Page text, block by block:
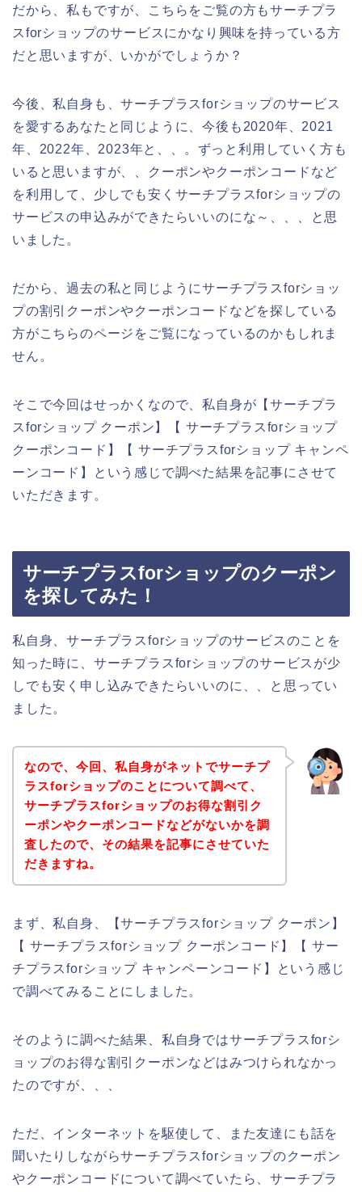
だから、私もですが、こちらをご覧の方もサーチプラ
スforショップのサービスにかなり興味を持っている方
だと思いますが、いかがでしょうか？
今後、私自身も、サーチプラスforショップのサービス
を愛するあなたと同じように、今後も2020年、2021
年、2022年、2023年と、、。ずっと利用していく方も
いると思いますが、、クーポンやクーポンコードなど
を利用して、少しでも安くサーチプラスforショップの
サービスの申込みができたらいいのにな～、、、と思
いました。
だから、過去の私と同じようにサーチプラスforショッ
プの割引クーポンやクーポンコードなどを探している
方がこちらのページをご覧になっているのかもしれま
せん。
そこで今回はせっかくなので、私自身が【サーチプラ
スforショップ クーポン】【 サーチプラスforショップ
クーポンコード】【 サーチプラスforショップ キャンペ
ーンコード】という感じで調べた結果を記事にさせて
いただきます。
サーチプラスforショップのクーポン
を探してみた！
私自身、サーチプラスforショップのサービスのことを
知った時に、サーチプラスforショップのサービスが少
しでも安く申し込みできたらいいのに、、と思ってい
ました。
なので、今回、私自身がネットでサーチプ
ラスforショップのことについて調べて、
サーチプラスforショップのお得な割引ク
ーポンやクーポンコードなどがないかを調
査したので、その結果を記事にさせていた
だきますね。
まず、私自身、【サーチプラスforショップ クーポン】
【 サーチプラスforショップ クーポンコード】【 サー
チプラスforショップ キャンペーンコード】という感じ
で調べてみることにしました。
そのように調べた結果、私自身ではサーチプラスforシ
ョップのお得な割引クーポンなどはみつけられなかっ
たのですが、、、
ただ、インターネットを駆使して、また友達にも話を
聞いたりしながらサーチプラスforショップのクーポン
やクーポンコードについて調べていたら、サーチプラ